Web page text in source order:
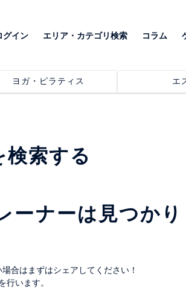
グイン エリア・カテゴリ検索 コラム
ヨガ・ピラティス エ
索する
ーナーは見つか
合はまずはシェアしてください！
います。